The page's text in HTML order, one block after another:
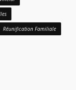
Réunification Familiale